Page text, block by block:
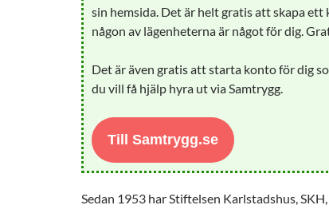
sin hemsida. Det är helt gratis att skapa ett
någon av lägenheterna är något för dig.
Det är även gratis att starta konto för dig
du vill få hjälp hyra ut via Samtrygg.
Till Samtrygg.se
Sedan 1953 har Stiftelsen Karlstadshus,